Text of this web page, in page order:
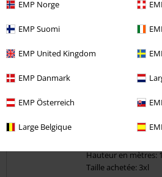
EMP Norge
EMP Suomi
EMP United Kingdom
EMP Danmark
EMP Österreich
Large Belgique
Commentaire
194 Commentaires
Hauteur en mètres:
Taille achetée: 3xl